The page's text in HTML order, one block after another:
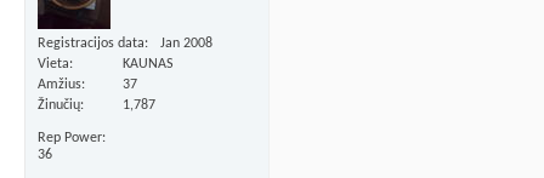
Registracijos data
Jan 2008
Vieta
KAUNAS
Amžius
37
Žinučių
1,787
Rep Power
36